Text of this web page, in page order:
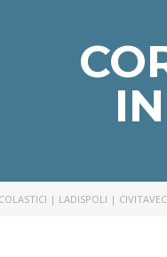
| LADISPOLI |